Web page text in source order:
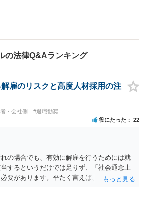
前店５階】お悩みは【弁護
法人ｉ 東大阪法律事務所】
おまかせください！
の法律Q&Aランキング
雇のリスクと高度人材採用の注
・会社側 #退職勧奨
役にたった 22
の場合でも、有効に解雇を行うためには就
するというだけでは足りず、「社会通念上
要があります。平たく言えば、解雇の原因
、解雇は非常にハードルが高いです。 解雇が